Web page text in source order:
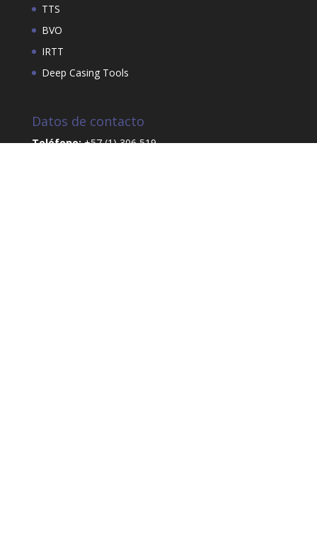
TTS
BVO
IRTT
Deep Casing Tools
Datos de contacto
Teléfono:+57 (1) 306 519